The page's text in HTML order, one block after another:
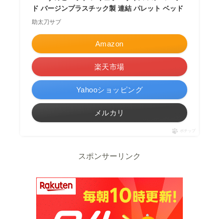
ド バージンプラスチック製 連結 パレット ベッド
助太刀サブ
Amazon
楽天市場
Yahooショッピング
メルカリ
ポチップ
スポンサーリンク